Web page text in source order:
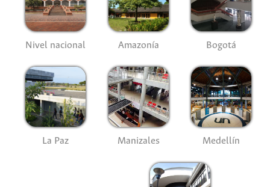
Nivel nacional Amazonía Bogotá
La Paz Manizales Medellín